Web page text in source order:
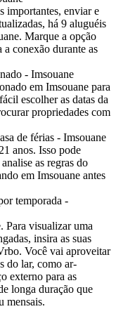
importantes, enviar e
há 9 aluguéis
Marque a opção
conexão durante as
- Imsouane
em Imsouane para
escolher as datas da
propriedades com
de férias - Imsouane
anos. Isso pode
as regras do
em Imsouane antes
temporada -
Para visualizar uma
insira as suas
Você vai aproveitar
do lar, como ar-
externo para as
longa duração que
mensais.